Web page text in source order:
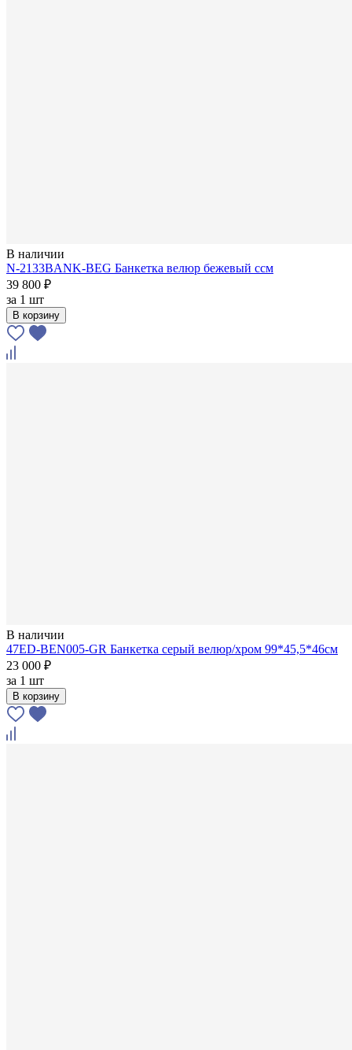
В наличии
N-2133BANK-BEG Банкетка велюр бежевый cсм
39 800 ₽
за 1 шт
В корзину
В наличии
47ED-BEN005-GR Банкетка серый велюр/хром 99*45,5*46см
23 000 ₽
за 1 шт
В корзину